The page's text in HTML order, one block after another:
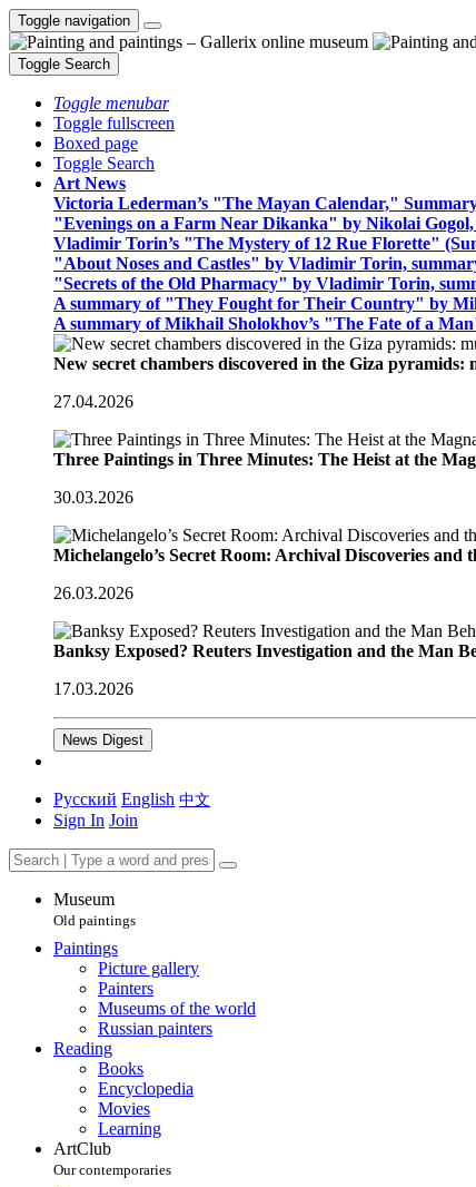
Toggle navigation
Toggle Search
Toggle menubar
Toggle fullscreen
Boxed page
Toggle Search
Art News
Victoria Lederman’s "The Mayan Calendar,"
"Evenings on a Farm Near Dikanka" by Nikolai
Vladimir Torin’s "The Mystery of 12 Rue Florette"
"About Noses and Castles" by Vladimir Torin,
"Secrets of the Old Pharmacy" by Vladimir Torin,
A summary of "They Fought for Their Country" by
A summary of Mikhail Sholokhov’s "The Fate of a
New secret chambers discovered in the Giza pyramids:
27.04.2026
Three Paintings in Three Minutes: The Heist at the
30.03.2026
Michelangelo’s Secret Room: Archival Discoveries and
26.03.2026
Banksy Exposed? Reuters Investigation and the Man
17.03.2026
News Digest
Русский English 中文
Sign In Join
Museum
Old paintings
Paintings
Picture gallery
Painters
Museums of the world
Russian painters
Reading
Books
Encyclopedia
Movies
Learning
ArtClub
Our contemporaries